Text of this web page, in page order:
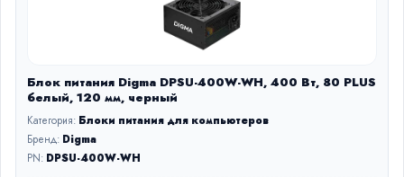
Блок питания Digma DPSU-400W-WH, 400 Вт, 80 PLUS
белый, 120 мм, черный
Категория: Блоки питания для компьютеров
Бренд: Digma
PN: DPSU-400W-WH